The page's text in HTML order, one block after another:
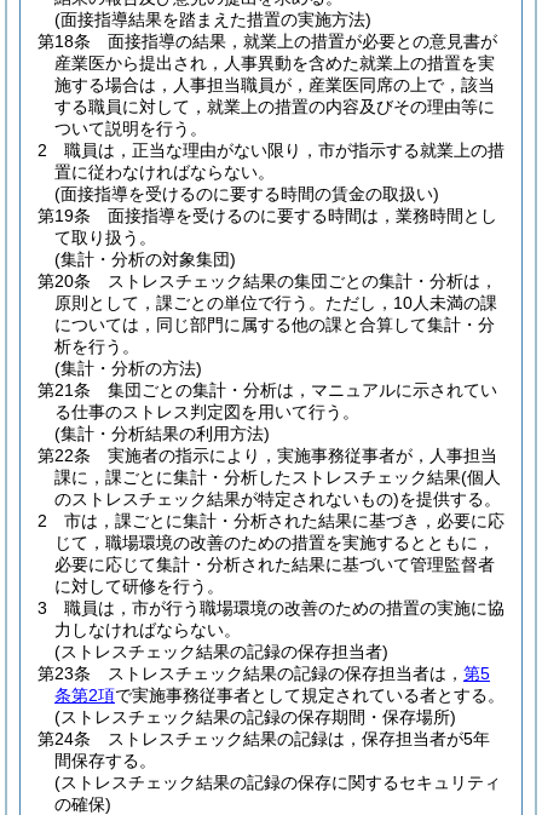
(面接指導結果を踏まえた措置の実施方法)
第18条
面接指導の結果，就業上の措置が必要との意見書が
産業医から提出され，人事異動を含めた就業上の措置を実
施する場合は，人事担当職員が，産業医同席の上で，該当
する職員に対して，就業上の措置の内容及びその理由等に
ついて説明を行う。
2
職員は，正当な理由がない限り，市が指示する就業上の措
置に従わなければならない。
(面接指導を受けるのに要する時間の賃金の取扱い)
第19条
面接指導を受けるのに要する時間は，業務時間とし
て取り扱う。
(集計・分析の対象集団)
第20条
ストレスチェック結果の集団ごとの集計・分析は，
原則として，課ごとの単位で行う。 ただし，10人未満の課
については，同じ部門に属する他の課と合算して集計・分
析を行う。
(集計・分析の方法)
第21条
集団ごとの集計・分析は，マニュアルに示されてい
る仕事のストレス判定図を用いて行う。
(集計・分析結果の利用方法)
第22条
実施者の指示により，実施事務従事者が，人事担当
課に，課ごとに集計・分析したストレスチェック結果(個人
のストレスチェック結果が特定されないもの)を提供する。
2
市は，課ごとに集計・分析された結果に基づき，必要に応
じて，職場環境の改善のための措置を実施するとともに，
必要に応じて集計・分析された結果に基づいて管理監督者
に対して研修を行う。
3
職員は，市が行う職場環境の改善のための措置の実施に協
力しなければならない。
(ストレスチェック結果の記録の保存担当者)
第23条
ストレスチェック結果の記録の保存担当者は， 第5
条第2項で実施事務従事者として規定されている者とする。
(ストレスチェック結果の記録の保存期間・保存場所)
第24条
ストレスチェック結果の記録は，保存担当者が5年
間保存する。
(ストレスチェック結果の記録の保存に関するセキュリティ
の確保)